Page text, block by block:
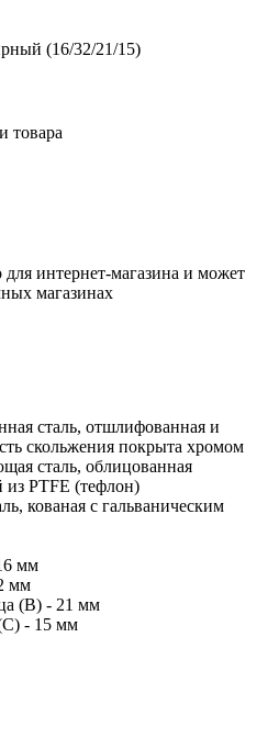
(16/32/21/15)
товара
для интернет-магазина и может
магазинах
сталь, отшлифованная и
скольжения покрыта хромом
сталь, облицованная
PTFE (тефлон)
кованая с гальваническим
мм
мм
(B) - 21 мм
- 15 мм